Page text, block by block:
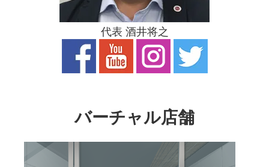
代表 酒井将之
バーチャル店舗